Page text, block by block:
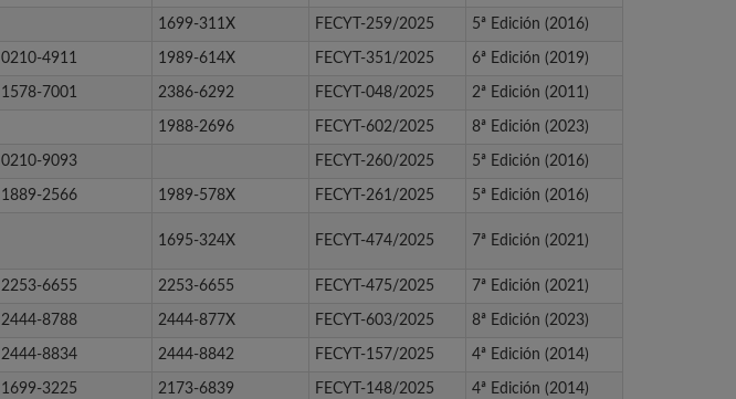
1699-311X FECYT-259/2025 5ª Edición (2016)
0210-4911 1989-614X FECYT-351/2025 6ª Edición (2019)
1578-7001 2386-6292 FECYT-048/2025 2ª Edición (2011)
1988-2696 FECYT-602/2025 8ª Edición (2023)
0210-9093 FECYT-260/2025 5ª Edición (2016)
1889-2566 1989-578X FECYT-261/2025 5ª Edición (2016)
1695-324X FECYT-474/2025 7ª Edición (2021)
2253-6655 2253-6655 FECYT-475/2025 7ª Edición (2021)
2444-8788 2444-877X FECYT-603/2025 8ª Edición (2023)
2444-8834 2444-8842 FECYT-157/2025 4ª Edición (2014)
1699-3225 2173-6839 FECYT-148/2025 4ª Edición (2014)